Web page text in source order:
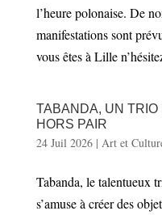
l’heure polonaise. De
manifestations sont
vous êtes à Lille
TABANDA, UN
HORS PAIR
24 Juil 2026| Art et
Tabanda, le talentueux
s’amuse à créer des